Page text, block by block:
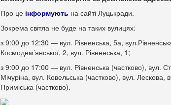
Про це інформують на сайті Луцькради.
Зокрема світла не буде на таких вулицях:
з 9:00 до 12:30 — вул. Рівненська, 5а,
Космодем’янської, 2, вул. Рівненська, 1;
з 9:00 до 17:00 — вул. Рівненська (частково), вул.
Мічуріна, вул. Ковельська (частково), вул.
Приміська (частково).